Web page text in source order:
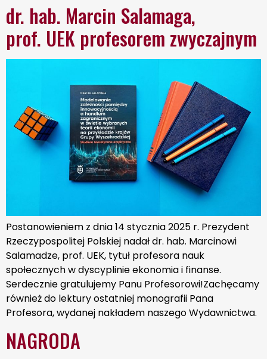
dr. hab. Marcin Salamaga,
prof. UEK profesorem zwyczajnym
Postanowieniem z dnia 14 stycznia 2025 r. Prezydent
Rzeczypospolitej Polskiej nadał dr. hab. Marcinowi
Salamadze, prof. UEK, tytuł profesora nauk
społecznych w dyscyplinie ekonomia i finanse.
Serdecznie gratulujemy Panu Profesorowi!Zachęcamy
również do lektury ostatniej monografii Pana
Profesora, wydanej nakładem naszego Wydawnictwa.
NAGRODA